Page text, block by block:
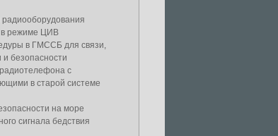
радиооборудования
в режиме ЦИВ
в ГМССБ для связи,
и безопасности
с
в старой системе
на море
сигнала бедствия